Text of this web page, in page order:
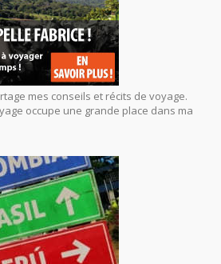
mes conseils et récits de voyage.
occupe une grande place dans ma